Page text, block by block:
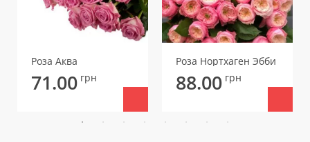
Роза Аква
71.00 грн
Роза Нортхаген Эбби
88.00 грн